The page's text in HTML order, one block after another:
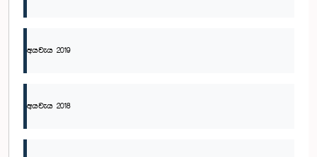
අයවැය 2019
අයවැය 2018